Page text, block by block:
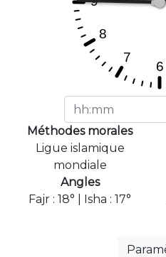
Méthodes morales
Ligue islamique
mondiale
Angles
Fajr : 18° | Isha : 17°